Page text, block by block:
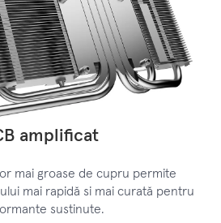
amplificat
mai groase de cupru permite
mai rapidă si mai curată pentru
sustinute.